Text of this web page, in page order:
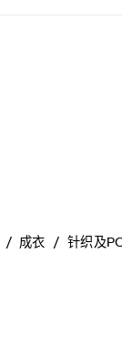
成衣 针织及